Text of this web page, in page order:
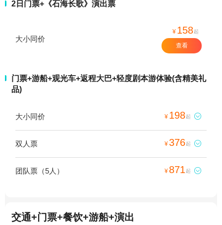
2日门票+《石海长歌》演出票
大小同价
¥ 158起
查看
门票+游船+观光车+返程大巴+轻度剧本游体验(含精美礼
品)
大小同价 ¥ 198起 
双人票 ¥376起 
团队票（5人） ¥ 871 起 
交通+门票+餐饮+游船+演出